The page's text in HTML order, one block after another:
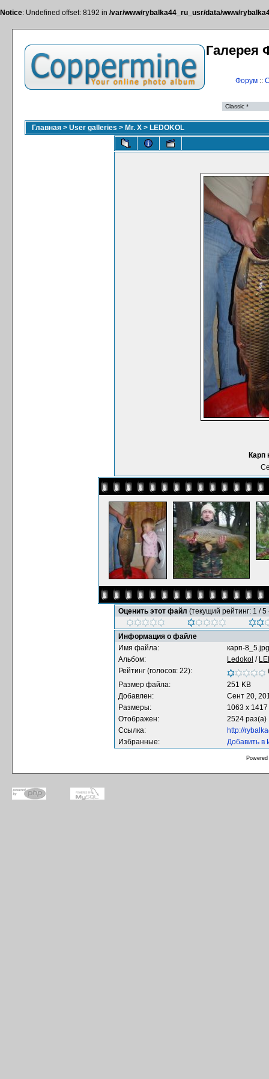
Notice: Undefined offset: 8192 in /var/www/rybalka44_ru_usr/data/www/
Галерея
Форум::
Главная > User galleries > Mr. X > LEDOKOL
Карп
Оценить этот файл (текущий рейтинг: 1 / 5
Информация о файле
Имя файла:
карп-8_5.jpg
Альбом:
Ledokol /
Рейтинг (голосов: 22):
Размер файла:
251 KB
Добавлен:
Сент 20,
Размеры:
1063 x
Отображен:
2524 раз(а)
Ссылка:
http://
Избранные:
Добавить в